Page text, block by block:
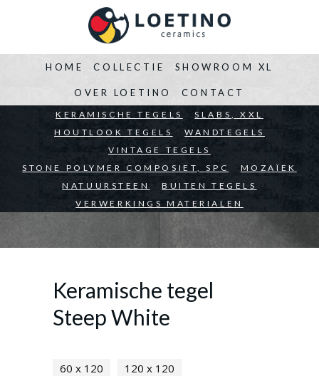
HOME
BEDRIJVEN ARCHITECTEN PARTICULIEREN
COLLECTIE
KERAMISCHE TEGELS
SLABS, XXL
HOUTLOOK TEGELS
WANDTEGELS
VINTAGE TEGELS
STONE POLYMER COMPOSIET, SPC
MOZAÏEK
NATUURSTEEN
BUITEN TEGELS
VERWERKINGS MATERIALEN
SHOWROOM XL
OVER LOETINO CONTACT
Keramische tegel
Steep White
60 x 120 120 x 120